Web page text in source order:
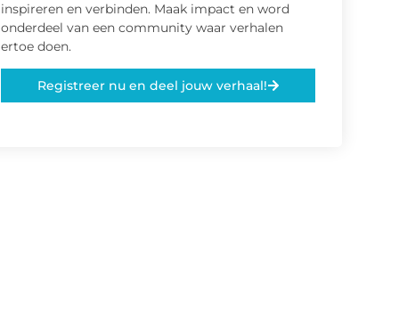
inspireren en verbinden. Maak impact en word
onderdeel van een community waar verhalen
ertoe doen.
Registreer nu en deel jouw verhaal!